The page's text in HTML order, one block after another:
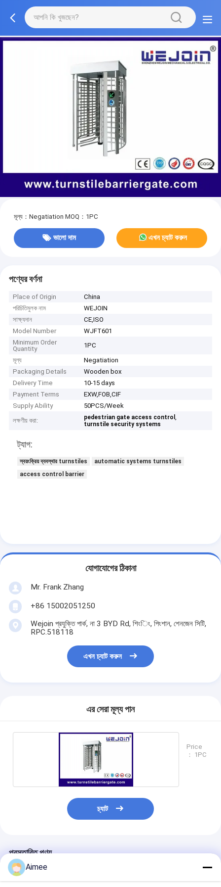
মূল্য：Negatiation MOQ：1PC
ভালো দাম এখন চ্যাট করুন
পণ্যের বর্ণনা
Place of Origin
China
পরিচিতিমুলক নাম
WEJOIN
সাক্ষ্যদান
CE,ISO
Model Number
WJFT601
Minimum Order
Quantity
1PC
মূল্য
Negatiation
Packaging Details
Wooden box
Delivery Time
10-15 days
Payment Terms
EXW,FOB,CIF
Supply Ability
50PCS/Week
লক্ষণীয় করা:
pedestrian gate access control,
turnstile security systems
ট্যাগ:
স্বয়ংক্রিয় ব্যবস্থার turnstiles
automatic systems turnstiles
access control barrier
যোগাযোগের ঠিকানা
Mr. Frank Zhang
+86 15002051250
Wejoin প্রযুক্তি পার্ক, না 3 BYD Rd, শিংিং, পিংশান, শেনজেন সিটি,
RPC.518118
এখন চ্যাট করুন
এর সেরা মূল্য পান
Price
： 1PC
চ্যাট
প্রস্তাবিত পণ্য
Aimee